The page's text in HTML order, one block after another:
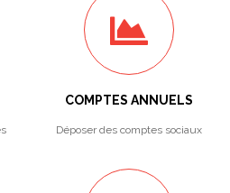
COMPTES ANNUELS
Déposer des comptes sociaux